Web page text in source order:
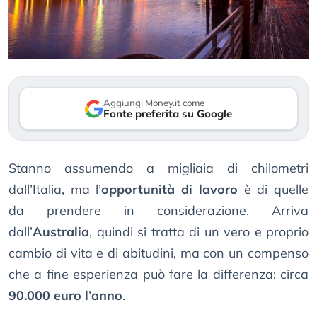
Aggiungi Money.it come
Fonte preferita su Google
Stanno assumendo a migliaia di chilometri
dall’Italia, ma l’opportunità di lavoro è di quelle
da prendere in considerazione. Arriva
dall’Australia, quindi si tratta di un vero e proprio
cambio di vita e di abitudini, ma con un compenso
che a fine esperienza può fare la differenza: circa
90.000 euro l’anno.